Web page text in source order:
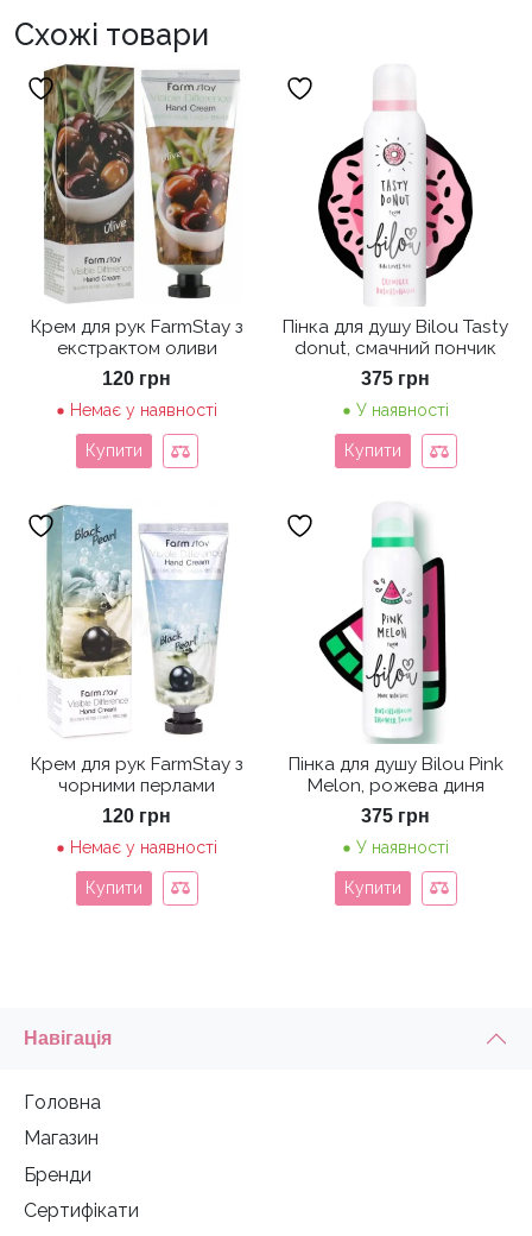
Схожі товари
Крем для рук FarmStay з
екстрактом оливи
120 грн
Немає у наявності
Купити
Пінка для душу Bilou Tasty
donut, смачний пончик
375 грн
У наявності
Купити
Крем для рук FarmStay з
чорними перлами
120 грн
Немає у наявності
Купити
Пінка для душу Bilou Pink
Melon, рожева диня
375 грн
У наявності
Купити
Навігація
Головна
Магазин
Бренди
Сертифікати